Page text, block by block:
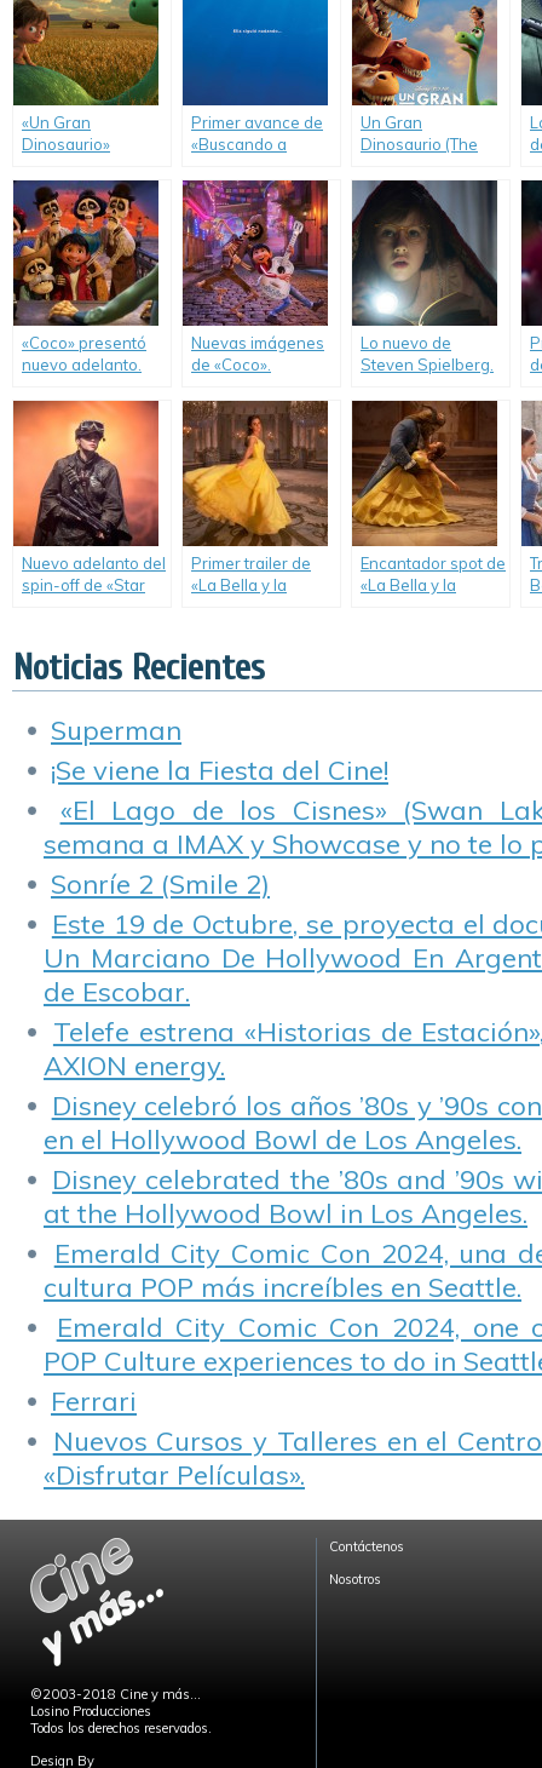
«Un Gran
Dinosaurio»
trailer.
Primer avance de
«Buscando a
Un Gran
Dinosaurio (The
«Coco» presentó
nuevo adelanto.
Nuevas imágenes
de «Coco».
Lo nuevo de
Steven Spielberg.
Nuevo adelanto del
spin-off de «Star
Primer trailer de
«La Bella y la
Encantador spot de
«La Bella y la
Noticias Recientes
Superman
¡Se viene la Fiesta del Cine!
«El Lago de los Cisnes» (Swan
semana a IMAX y Showcase y no te lo
Sonríe 2 (Smile 2)
Este 19 de Octubre, se proyecta el
Un Marciano De Hollywood En
de Escobar.
Telefe estrena «Historias de
AXION energy.
Disney celebró los años ’80s y ’90s
en el Hollywood Bowl de Los Angeles.
Disney celebrated the ’80s and ’90s
at the Hollywood Bowl in Los Angeles.
Emerald City Comic Con 2024, una
cultura POP más increíbles en Seattle.
Emerald City Comic Con 2024,
POP Culture experiences to do in
Ferrari
Nuevos Cursos y Talleres en el
«Disfrutar Películas».
©2003-2018 Cine y más...
Losino Producciones
Todos los derechos reservados.
Design By
Contáctenos
Nosotros